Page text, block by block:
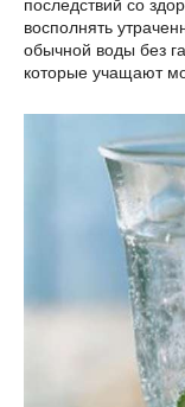
последствий со
восполнять
обычной воды без
которые учащают